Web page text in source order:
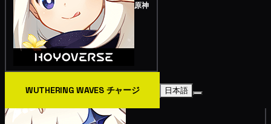
原神
WUTHERING WAVES チャージ 日本語